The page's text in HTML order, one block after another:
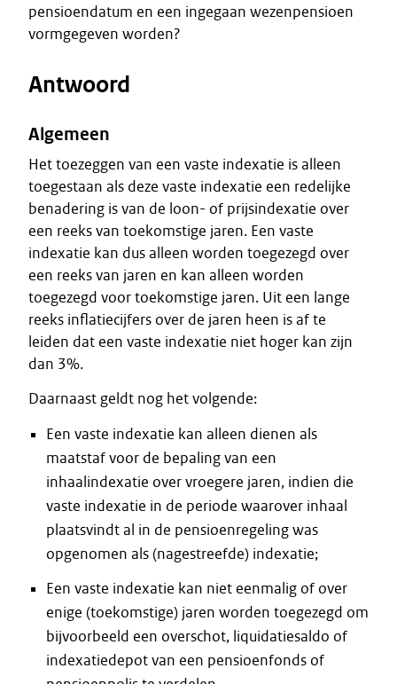
pensioendatum en een ingegaan wezenpensioen
vormgegeven worden?
Antwoord
Algemeen
Het toezeggen van een vaste indexatie is alleen
toegestaan als deze vaste indexatie een redelijke
benadering is van de loon- of prijsindexatie over
een reeks van toekomstige jaren. Een vaste
indexatie kan dus alleen worden toegezegd over
een reeks van jaren en kan alleen worden
toegezegd voor toekomstige jaren. Uit een lange
reeks inflatiecijfers over de jaren heen is af te
leiden dat een vaste indexatie niet hoger kan zijn
dan 3%.
Daarnaast geldt nog het volgende:
Een vaste indexatie kan alleen dienen als
maatstaf voor de bepaling van een
inhaalindexatie over vroegere jaren, indien die
vaste indexatie in de periode waarover inhaal
plaatsvindt al in de pensioenregeling was
opgenomen als (nagestreefde) indexatie;
Een vaste indexatie kan niet eenmalig of over
enige (toekomstige) jaren worden toegezegd om
bijvoorbeeld een overschot, liquidatiesaldo of
indexatiedepot van een pensioenfonds of